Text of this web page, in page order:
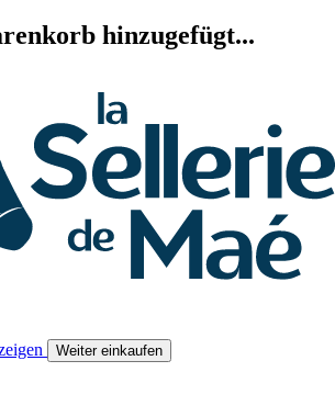
hinzugefügt...
Weiter einkaufen